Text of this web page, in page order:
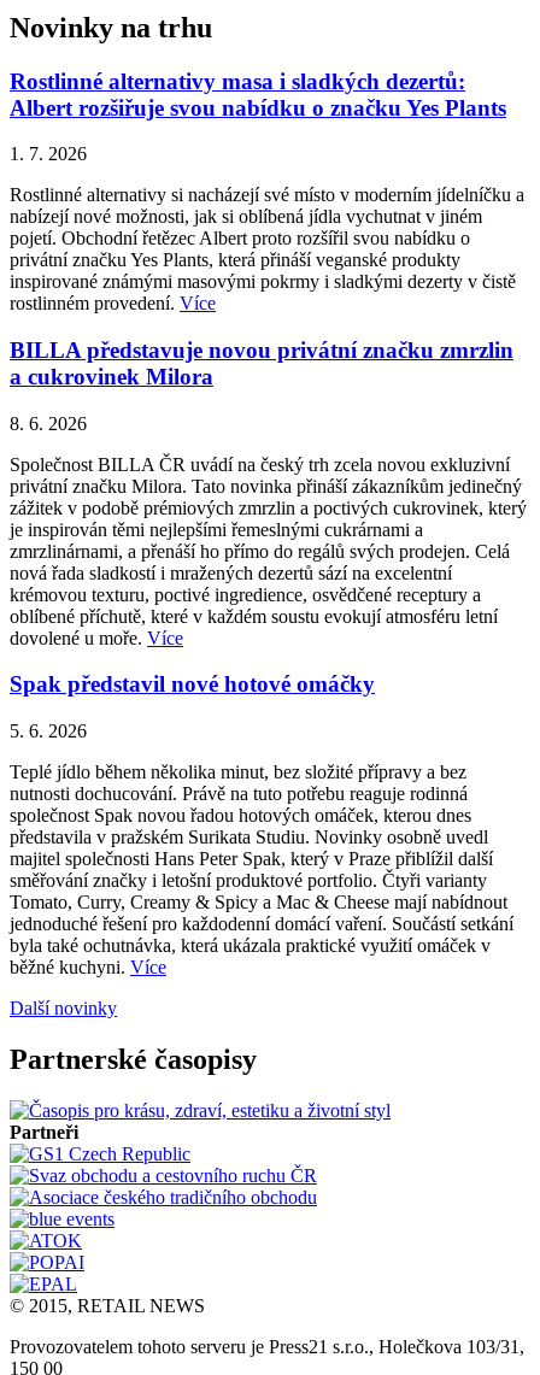
Novinky na trhu
Rostlinné alternativy masa i sladkých dezertů:
Albert rozšiřuje svou nabídku o značku Yes Plants
1. 7. 2026
Rostlinné alternativy si nacházejí své místo v moderním jídelníčku a
nabízejí nové možnosti, jak si oblíbená jídla vychutnat v jiném
pojetí. Obchodní řetězec Albert proto rozšířil svou nabídku o
privátní značku Yes Plants, která přináší veganské produkty
inspirované známými masovými pokrmy i sladkými dezerty v čistě
rostlinném provedení. Více
BILLA představuje novou privátní značku zmrzlin
a cukrovinek Milora
8. 6. 2026
Společnost BILLA ČR uvádí na český trh zcela novou exkluzivní
privátní značku Milora. Tato novinka přináší zákazníkům jedinečný
zážitek v podobě prémiových zmrzlin a poctivých cukrovinek, který
je inspirován těmi nejlepšími řemeslnými cukrárnami a
zmrzlinárnami, a přenáší ho přímo do regálů svých prodejen. Celá
nová řada sladkostí i mražených dezertů sází na excelentní
krémovou texturu, poctivé ingredience, osvědčené receptury a
oblíbené příchutě, které v každém soustu evokují atmosféru letní
dovolené u moře. Více
Spak představil nové hotové omáčky
5. 6. 2026
Teplé jídlo během několika minut, bez složité přípravy a bez
nutnosti dochucování. Právě na tuto potřebu reaguje rodinná
společnost Spak novou řadou hotových omáček, kterou dnes
představila v pražském Surikata Studiu. Novinky osobně uvedl
majitel společnosti Hans Peter Spak, který v Praze přiblížil další
směřování značky i letošní produktové portfolio. Čtyři varianty
Tomato, Curry, Creamy & Spicy a Mac & Cheese mají nabídnout
jednoduché řešení pro každodenní domácí vaření. Součástí setkání
byla také ochutnávka, která ukázala praktické využití omáček v
běžné kuchyni. Více
Další novinky
Partnerské časopisy
Partneři
© 2015, RETAIL NEWS
Provozovatelem tohoto serveru je Press21 s.r.o., Holečkova 103/31,
150 00